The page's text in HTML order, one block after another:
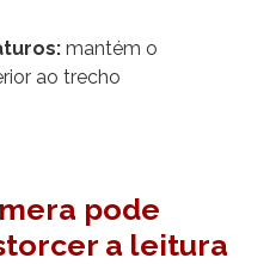
mantém o
ao trecho
pode
a leitura